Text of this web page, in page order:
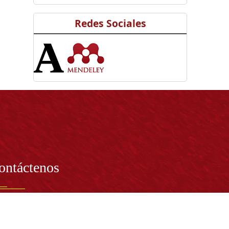
Redes Sociales